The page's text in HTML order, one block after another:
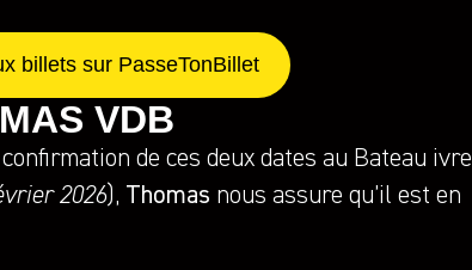
billets sur PasseTonBillet
VDB
de ces deux dates au Bateau ivre
2026), Thomas nous assure qu’il est en